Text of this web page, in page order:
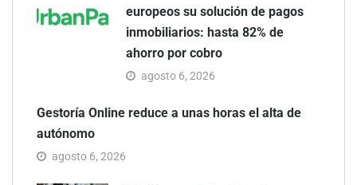
europeos su solución de pagos
inmobiliarios: hasta 82% de
ahorro por cobro
agosto 6, 2026
Gestoría Online reduce a unas horas el alta de
autónomo
agosto 6, 2026